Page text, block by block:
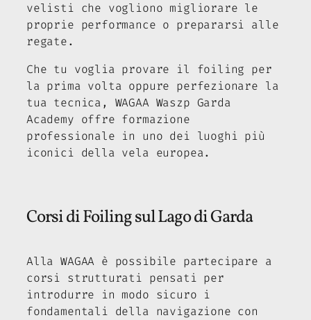
velisti che vogliono migliorare le
proprie performance o prepararsi alle
regate.
Che tu voglia provare il foiling per
la prima volta oppure perfezionare la
tua tecnica, WAGAA Waszp Garda
Academy offre formazione
professionale in uno dei luoghi più
iconici della vela europea.
Corsi di Foiling sul Lago di Garda
Alla WAGAA è possibile partecipare a
corsi strutturati pensati per
introdurre in modo sicuro i
fondamentali della navigazione con